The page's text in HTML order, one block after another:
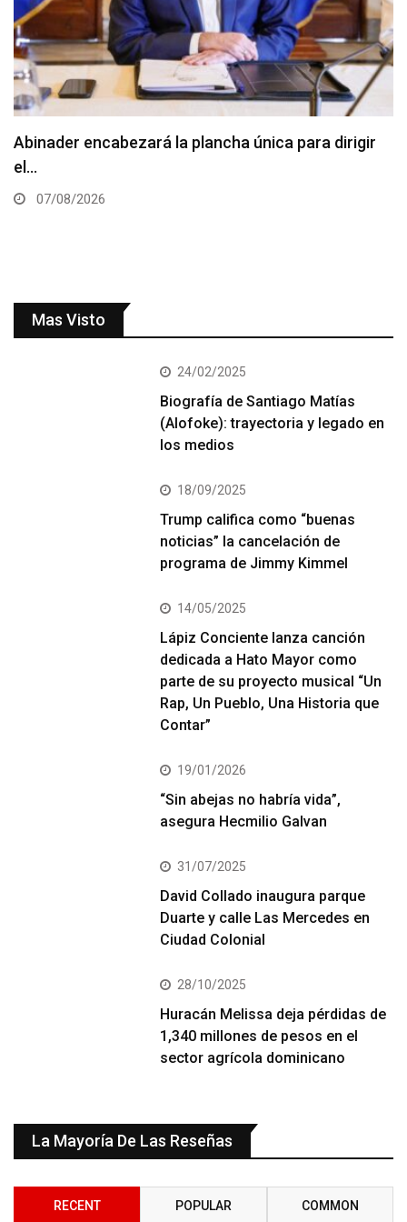
Mas Visto
24/02/2025
Biografía de Santiago Matías
(Alofoke): trayectoria y legado en
los medios
18/09/2025
Trump califica como “buenas
noticias” la cancelación de
programa de Jimmy Kimmel
14/05/2025
Lápiz Conciente lanza canción
dedicada a Hato Mayor como
parte de su proyecto musical “Un
Rap, Un Pueblo, Una Historia que
Contar”
19/01/2026
“Sin abejas no habría vida”,
asegura Hecmilio Galvan
31/07/2025
David Collado inaugura parque
Duarte y calle Las Mercedes en
Ciudad Colonial
28/10/2025
Huracán Melissa deja pérdidas de
1,340 millones de pesos en el
sector agrícola dominicano
La Mayoría De Las Reseñas
RECENT POPULAR COMMON